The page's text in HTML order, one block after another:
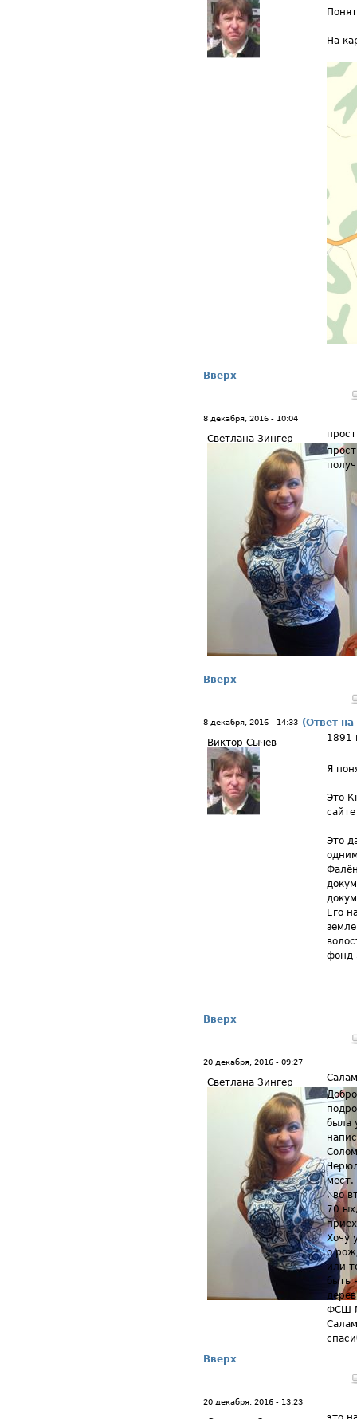
На
Вверх
8 декабря, 2016 - 10:04
Светлана Зингер
Вверх
8 декабря, 2016 - 14:33 (Ответ
Виктор Сычев
1891
Я
Это
Это
Его
фонд
Вверх
20 декабря, 2016 - 09:27
Светлана Зингер
была
мест.
, во
70
Хочу
о
или
быть
ФСШ
Вверх
20 декабря, 2016 - 13:23